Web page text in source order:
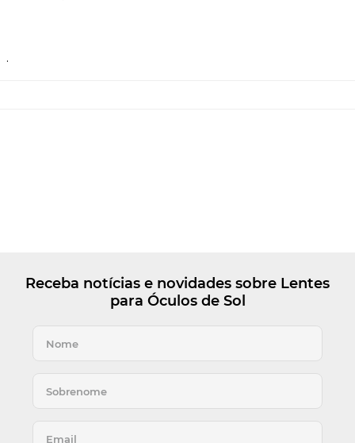
.
Receba notícias e novidades sobre Lentes
para Óculos de Sol